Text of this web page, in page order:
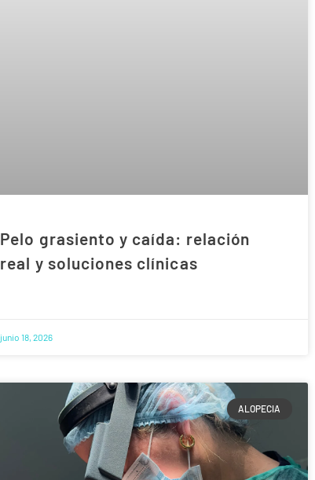
Pelo grasiento y caída: relación
real y soluciones clínicas
junio 18, 2026
ALOPECIA